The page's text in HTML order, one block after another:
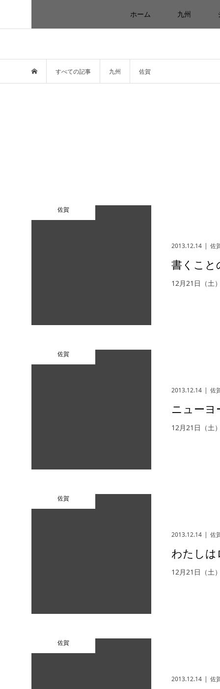
ホーム 九州
すべての記事 九州 佐賀
佐賀
2013.12.14 佐
書くこと
12月21日（土
佐賀
2013.12.14 佐
ニューヨ
12月21日（土
佐賀
2013.12.14 佐
わたし
12月21日（土
佐賀
2013.12.14 佐